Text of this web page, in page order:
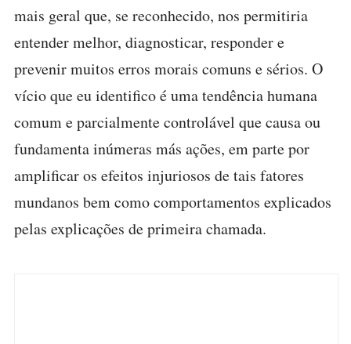
mais geral que, se reconhecido, nos permitiria
entender melhor, diagnosticar, responder e
prevenir muitos erros morais comuns e sérios. O
vício que eu identifico é uma tendência humana
comum e parcialmente controlável que causa ou
fundamenta inúmeras más ações, em parte por
amplificar os efeitos injuriosos de tais fatores
mundanos bem como comportamentos explicados
pelas explicações de primeira chamada.